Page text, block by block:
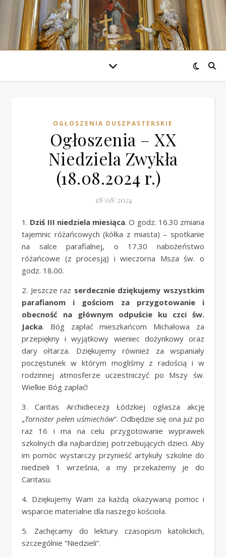
OGŁOSZENIA DUSZPASTERSKIE
Ogłoszenia – XX
Niedziela Zwykła
(18.08.2024 r.)
18/08/2024
Dziś III niedziela miesiąca. O godz. 16.30 zmiana
tajemnic różańcowych (kółka z miasta) – spotkanie
na salce parafialnej, o 17.30 nabożeństwo
różańcowe (z procesją) i wieczorna Msza św. o
godz. 18.00.
2. Jeszcze raz serdecznie dziękujemy wszystkim
parafianom i gościom za przygotowanie i
obecność na głównym odpuście ku czci św.
Jacka. Bóg zapłać mieszkańcom Michałowa za
przepiękny i wyjątkowy wieniec dożynkowy oraz
dary ołtarza. Dziękujemy również za wspaniały
poczęstunek w którym mogliśmy z radością i w
rodzinnej atmosferze uczestniczyć po Mszy św.
Wielkie Bóg zapłać!
3. Caritas Archidiecezji Łódzkiej ogłasza akcję
„Tornister pełen uśmiechów”. Odbędzie się ona już po
raz 16 i ma na celu przygotowanie wyprawek
szkolnych dla najbardziej potrzebujących dzieci. Aby
im pomóc wystarczy przynieść artykuły szkolne do
niedzieli 1 września, a my przekażemy je do
Caritasu.
4. Dziękujemy Wam za każdą okazywaną pomoc i
wsparcie materialne dla naszego kościoła.
5. Zachęcamy do lektury czasopism katolickich,
szczególnie “Niedzieli”.